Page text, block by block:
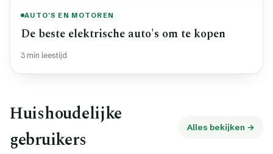
AUTO'S EN MOTOREN
De beste elektrische auto's om te kopen
3 min leestijd
Huishoudelijke
gebruikers
Alles bekijken →